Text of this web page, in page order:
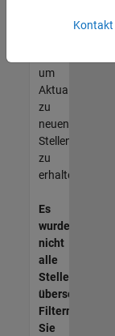
unseres
um
Aktualisierungen
zu
neuen
zu
erhalten.
Es
wurden
nicht
alle
Stellen
übersetzt.
Filtern
Sie
Kontakt